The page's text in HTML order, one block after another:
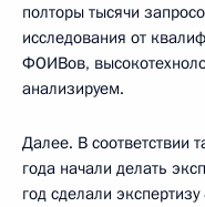
полторы тысячи
исследования от
ФОИВов,
анализируем.
Далее. В
года начали делать
год сделали